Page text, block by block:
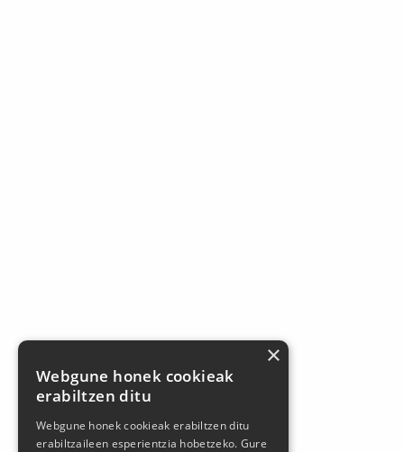
×
Webgune honek cookieak
erabiltzen ditu
Webgune honek cookieak erabiltzen ditu
erabiltzaileen esperientzia hobetzeko. Gure